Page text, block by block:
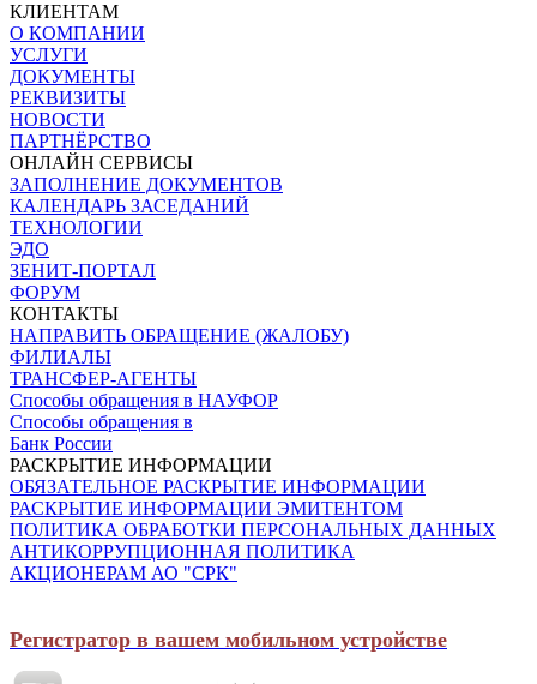
КЛИЕНТАМ
О КОМПАНИИ
УСЛУГИ
ДОКУМЕНТЫ
РЕКВИЗИТЫ
НОВОСТИ
ПАРТНЁРСТВО
ОНЛАЙН СЕРВИСЫ
ЗАПОЛНЕНИЕ ДОКУМЕНТОВ
КАЛЕНДАРЬ ЗАСЕДАНИЙ
ТЕХНОЛОГИИ
ЭДО
ЗЕНИТ-ПОРТАЛ
ФОРУМ
КОНТАКТЫ
НАПРАВИТЬ ОБРАЩЕНИЕ (ЖАЛОБУ)
ФИЛИАЛЫ
ТРАНСФЕР-АГЕНТЫ
Способы обращения в НАУФОР
Способы обращения в
Банк России
РАСКРЫТИЕ ИНФОРМАЦИИ
ОБЯЗАТЕЛЬНОЕ РАСКРЫТИЕ ИНФОРМАЦИИ
РАСКРЫТИЕ ИНФОРМАЦИИ ЭМИТЕНТОМ
ПОЛИТИКА ОБРАБОТКИ ПЕРСОНАЛЬНЫХ ДАННЫХ
АНТИКОРРУПЦИОННАЯ ПОЛИТИКА
АКЦИОНЕРАМ АО "СРК"
Регистратор в вашем мобильном устройстве